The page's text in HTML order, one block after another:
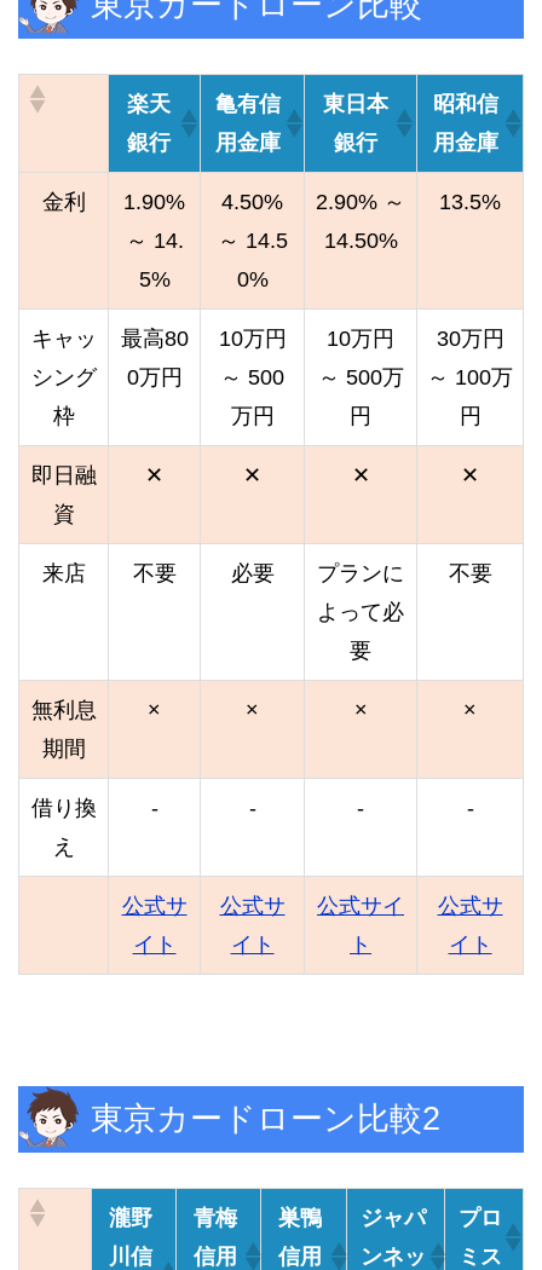
楽天
銀行
亀有信
用金庫
東日本
銀行
昭和信
用金庫
金利
1.90%
～ 14.
5%
4.50%
～ 14.5
0%
2.90% ～
14.50%
13.5%
キャッ
シング
枠
最高80
0万円
10万円
～ 500
万円
10万円
～ 500万
円
30万円
～ 100万
円
即日融
資
✕ ✕ ✕ ✕
来店 不要 必要
プランに
よって必
要
不要
無利息
期間
× × × ×
借り換
え
- - - -
公式サ
イト
公式サ
イト
公式サイ
ト
公式サ
イト
東京カードローン比較2
瀧野
川信
青梅
信用
巣鴨
信用
ジャパ
ンネッ
プロ
ミス